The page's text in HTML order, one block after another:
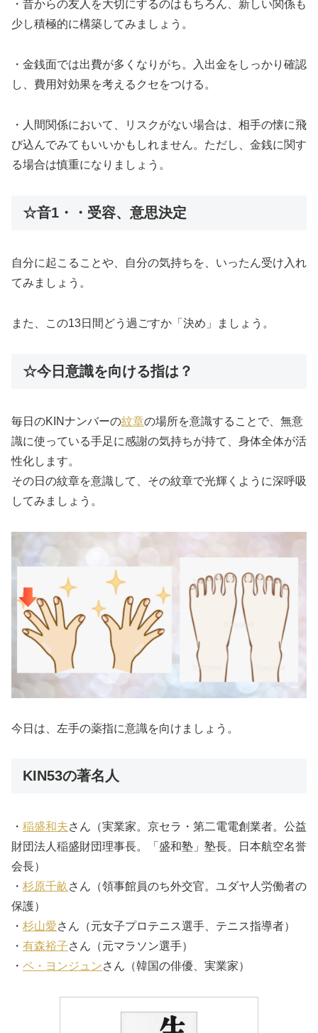
・昔からの友人を大切にするのはもちろん、新しい関係も
少し積極的に構築してみましょう。
・金銭面では出費が多くなりがち。入出金をしっかり確認
し、費用対効果を考えるクセをつける。
・人間関係において、リスクがない場合は、相手の懐に飛
び込んでみてもいいかもしれません。ただし、金銭に関す
る場合は慎重になりましょう。
☆音1・・受容、意思決定
自分に起こることや、自分の気持ちを、いったん受け入れ
てみましょう。
また、この13日間どう過ごすか「決め」ましょう。
☆今日意識を向ける指は？
毎日のKINナンバーの紋章の場所を意識することで、無意
識に使っている手足に感謝の気持ちが持て、身体全体が活
性化します。
その日の紋章を意識して、その紋章で光輝くように深呼吸
してみましょう。
今日は、左手の薬指に意識を向けましょう。
KIN53の著名人
・ 稲盛和夫さん（実業家。京セラ・第二電電創業者。公益
財団法人稲盛財団理事長。「盛和塾」塾長。日本航空名誉
会長）
・ 杉原千畝 さん（領事館員のち外交官。ユダヤ人労働者の
保護）
・ 杉山愛さん（元女子プロテニス選手、テニス指導者）
・ 有森裕子さん（元マラソン選手）
・ ペ・ヨンジュンさん（韓国の俳優、実業家）